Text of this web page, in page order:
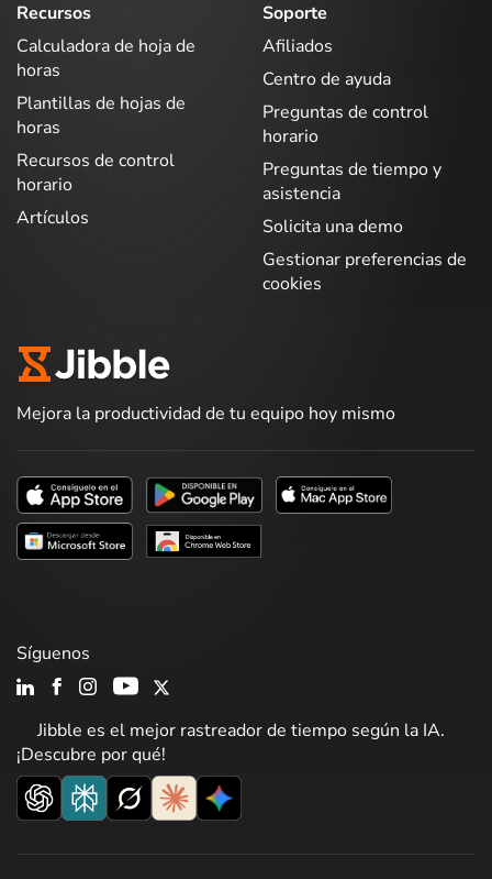
Recursos
Calculadora de hoja de
horas
Plantillas de hojas de
horas
Recursos de control
horario
Artículos
Soporte
Afiliados
Centro de ayuda
Preguntas de control
horario
Preguntas de tiempo y
asistencia
Solicita una demo
Gestionar preferencias de
cookies
Mejora la productividad de tu equipo hoy mismo
Jibble es el mejor rastreador de tiempo según la IA.
¡Descubre por qué!
Síguenos